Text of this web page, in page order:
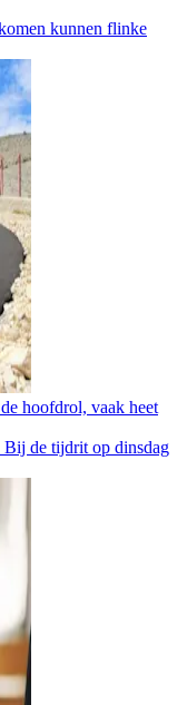
kunnen flinke
hoofdrol, vaak heet
Bij de tijdrit op dinsdag